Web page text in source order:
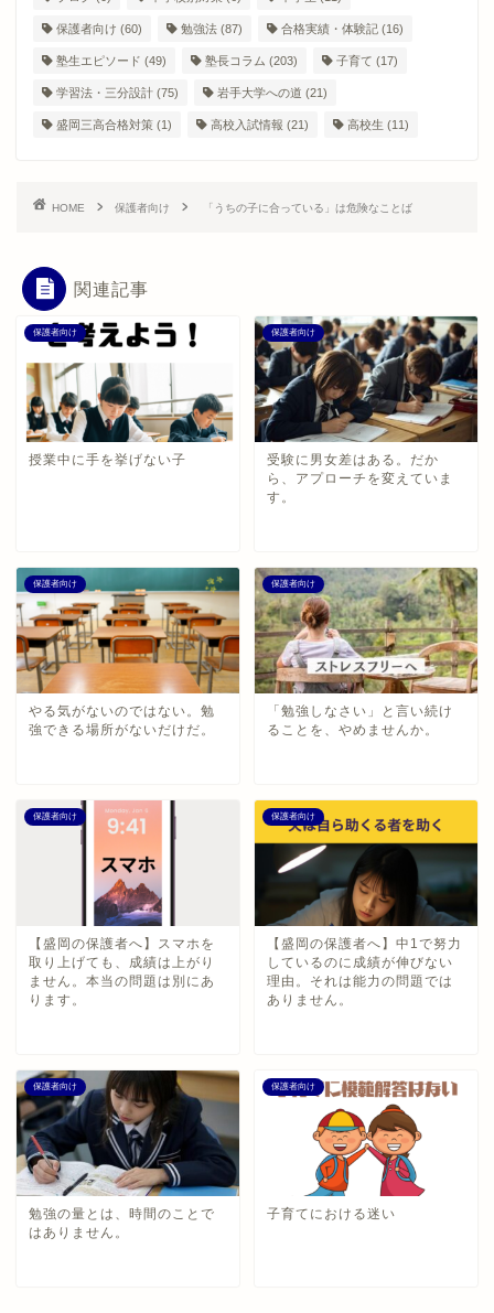
保護者向け (60) 勉強法 (87) 合格実績・体験記 (16)
塾生エピソード (49) 塾長コラム (203) 子育て (17)
学習法・三分設計 (75) 岩手大学への道 (21)
盛岡三高合格対策 (1) 高校入試情報 (21) 高校生 (11)
HOME 保護者向け 「うちの子に合っている」は危険なことば
関連記事
保護者向け
授業中に手を挙げない子
保護者向け
受験に男女差はある。だか
ら、アプローチを変えていま
す。
保護者向け
やる気がないのではない。勉
強できる場所がないだけだ。
保護者向け
「勉強しなさい」と言い続け
ることを、やめませんか。
保護者向け
【盛岡の保護者へ】スマホを
取り上げても、成績は上がり
ません。本当の問題は別にあ
ります。
保護者向け
【盛岡の保護者へ】中1で努力
しているのに成績が伸びない
理由。それは能力の問題では
ありません。
保護者向け
勉強の量とは、時間のことで
はありません。
保護者向け
子育てにおける迷い